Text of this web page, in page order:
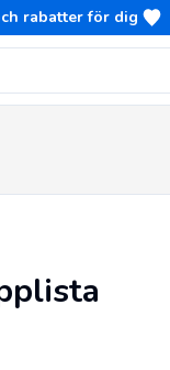
rabatter för dig